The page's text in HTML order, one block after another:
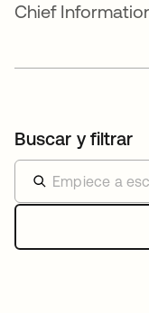
Chief
Buscar y filtrar